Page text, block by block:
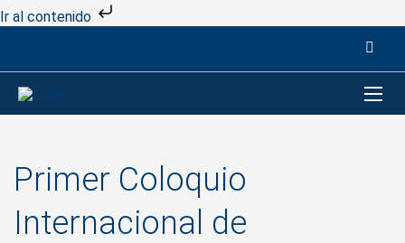
Ir al contenido
Primer Coloquio
Internacional de